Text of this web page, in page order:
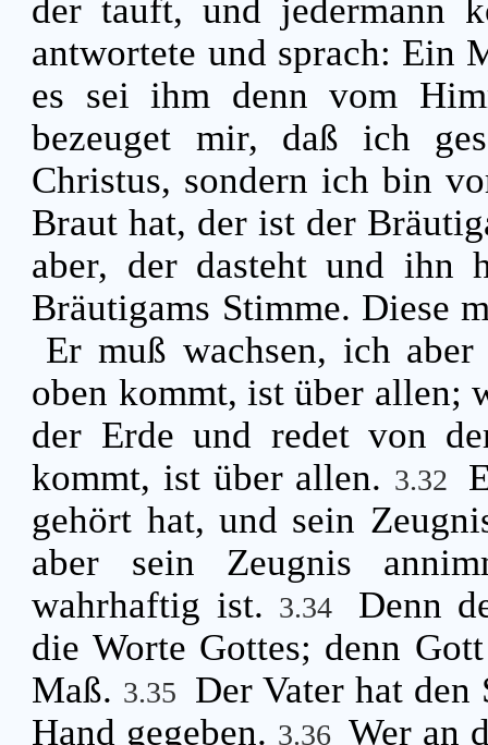
der tauft, und jedermann
antwortete und sprach: Ein
es sei ihm denn vom
bezeuget mir, daß ich
Christus, sondern ich bin
Braut hat, der ist der
aber, der dasteht und ihn
Bräutigams Stimme. Diese
Er muß wachsen, ich
oben kommt, ist über allen;
der Erde und redet von
kommt, ist über allen. 3.32
gehört hat, und sein
aber sein Zeugnis
wahrhaftig ist. 3.34
Denn
die Worte Gottes; denn
Maß. 3.35
Der Vater hat
Hand gegeben. 3.36 Wer an